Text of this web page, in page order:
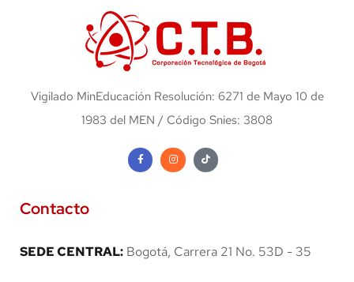
Vigilado MinEducación Resolución: 6271 de Mayo 10 de
1983 del MEN / Código Snies: 3808
Contacto
SEDE CENTRAL: Bogotá, Carrera 21 No. 53D - 35